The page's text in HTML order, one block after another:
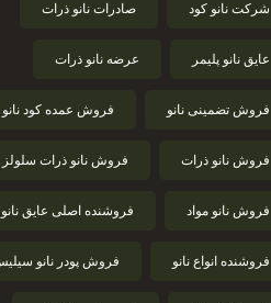
شرکت نانو کود صادرات نانو ذرات
عایق نانو پلیمر عرضه نانو ذرات
فروش تضمینی نانو فروش عمده کود نانو
فروش نانو ذرات فروش نانو ذرات سلولز
فروش نانو مواد فروشنده اصلی عایق نانو
فروشنده انواع نانو فروش پودر نانو